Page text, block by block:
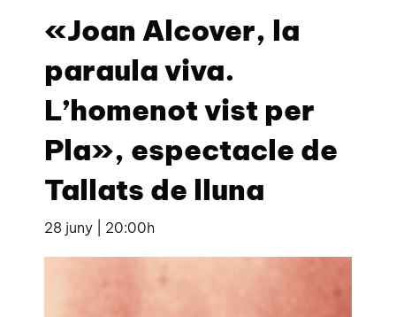
«Joan Alcover, la
paraula viva.
L’homenot vist per
Pla», espectacle de
Tallats de lluna
28 juny | 20:00h